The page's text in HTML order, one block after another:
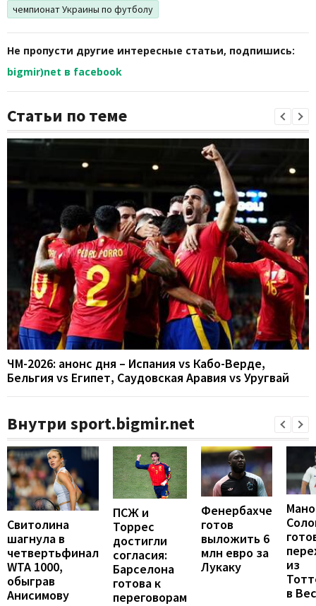
чемпионат Украины по футболу
Не пропусти другие интересные статьи, подпишись:
bigmir)net в facebook
Статьи по теме
ЧМ-2026: анонс дня – Испания vs Кабо-Верде,
Бельгия vs Египет, Саудовская Аравия vs Уругвай
Внутри sport.bigmir.net
Свитолина
шагнула в
четвертьфинал
WTA 1000,
обыграв
Анисимову
ПСЖ и
Торрес
достигли
согласия:
Барселона
готова к
переговорам
Фенербахче
готов
выложить 6
млн евро за
Лукаку
из
в